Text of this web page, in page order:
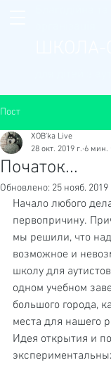
Пост
Початок...
XOB'ka Live
28 окт. 2019 г. 6 мин.
Обновлено: 25 нояб. 2019
Начало любого
первопричину.
мы решили, что
возможное и
школу для
одном учебном
большого города,
места для нашего
Идея открытия и